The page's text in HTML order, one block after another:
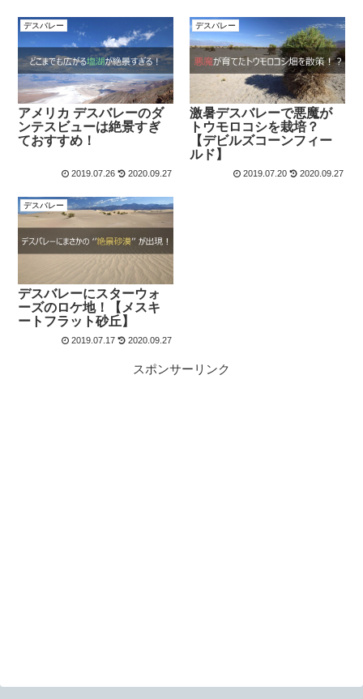
デスバレー
アメリカ デスバレーのダ
ンテスビューは絶景すぎ
ておすすめ！
2019.07.26 2020.09.27
デスバレー
激暑デスバレーで悪魔が
トウモロコシを栽培？
【デビルズコーンフィー
ルド】
2019.07.20 2020.09.27
デスバレー
デスバレーにスターウォ
ーズのロケ地！【メスキ
ートフラット砂丘】
2019.07.17 2020.09.27
スポンサーリンク